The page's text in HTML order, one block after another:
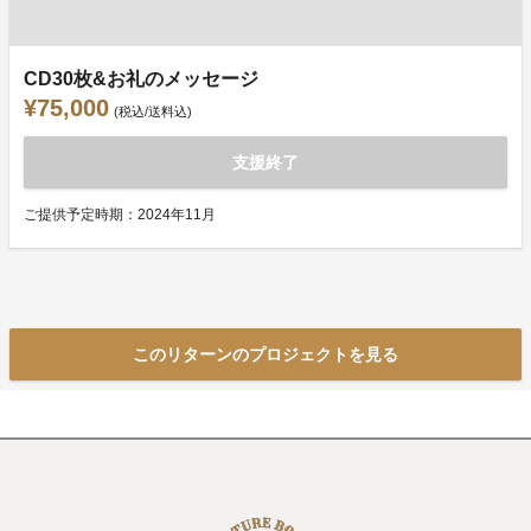
CD30枚&お礼のメッセージ
¥75,000 (税込/送料込)
支援終了
ご提供予定時期：2024年11月
このリターンのプロジェクトを見る